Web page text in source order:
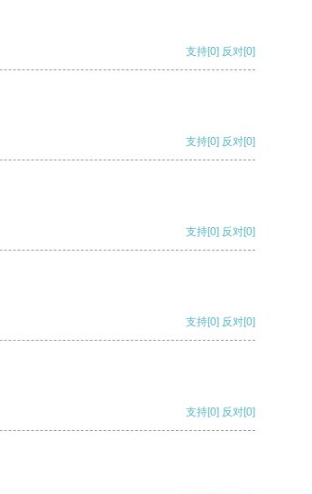
支持[0] 反对[0]
支持[0] 反对[0]
支持[0] 反对[0]
支持[0] 反对[0]
支持[0] 反对[0]